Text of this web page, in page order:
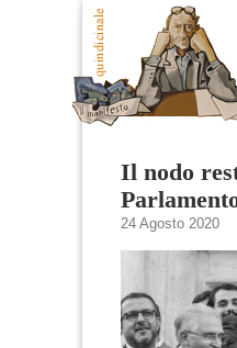
Il nodo
24 Agosto 2020